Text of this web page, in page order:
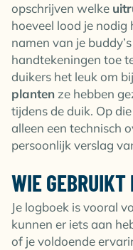
opschrijven welke
hoeveel lood je nodig
namen van je
handtekeningen toe
duikers het leuk om
planten ze hebben
tijdens de duik. Op
alleen een technisch
persoonlijk verslag
WIE
Je logboek is vooral
kunnen er iets aan
of je voldoende